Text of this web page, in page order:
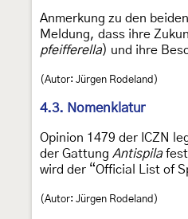
Anmerkung zu den beiden
Meldung, dass ihre
pfeifferella) und ihre
(Autor: Jürgen Rodeland)
4.3. Nomenklatur
Opinion 1479 der ICZN
der Gattung Antispilafest
wird der “Official List of
(Autor: Jürgen Rodeland)